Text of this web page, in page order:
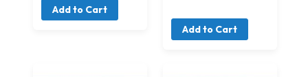
Add to Cart
Add to Cart